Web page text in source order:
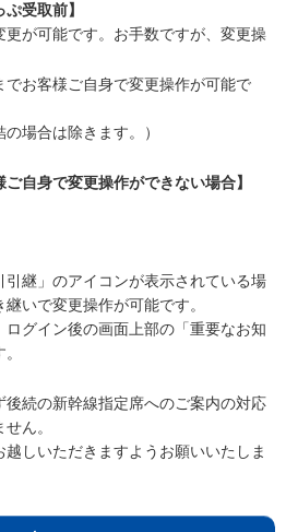
受取前】
が可能です。お手数ですが、変更操
お客様ご自身で変更操作が可能で
場合は除きます。）
ご自身で変更操作ができない場合】
引継」のアイコンが表示されている場
いで変更操作が可能です。
グイン後の画面上部の「重要なお知
続の新幹線指定席へのご案内の対応
ん。
しいただきますようお願いいたしま